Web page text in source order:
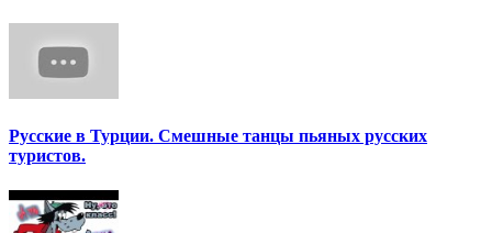
Русские в Турции. Смешные танцы пьяных русских
туристов.